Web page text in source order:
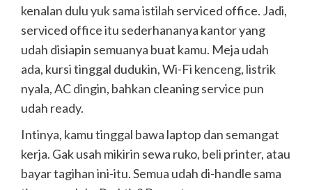
kenalan dulu yuk sama istilah serviced office. Jadi,
serviced office itu sederhananya kantor yang
udah disiapin semuanya buat kamu. Meja udah
ada, kursi tinggal dudukin, Wi-Fi kenceng, listrik
nyala, AC dingin, bahkan cleaning service pun
udah ready.
Intinya, kamu tinggal bawa laptop dan semangat
kerja. Gak usah mikirin sewa ruko, beli printer, atau
bayar tagihan ini-itu. Semua udah di-handle sama